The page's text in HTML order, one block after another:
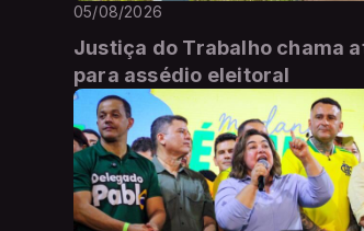
05/08/2026
Justiça do Trabalho chama
para assédio eleitoral